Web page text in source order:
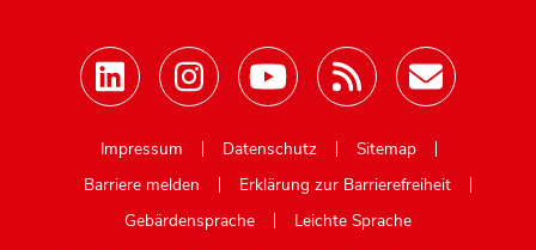
Impressum
Datenschutz
Sitemap
Barriere melden
Erklärung zur Barrierefreiheit
Gebärdensprache
Leichte Sprache